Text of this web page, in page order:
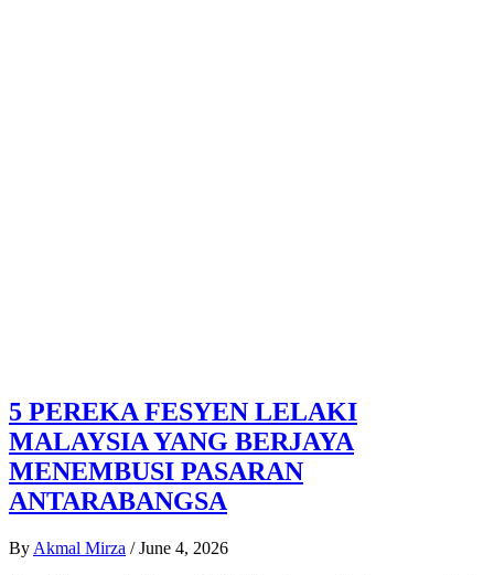
5 PEREKA FESYEN LELAKI
MALAYSIA YANG BERJAYA
MENEMBUSI PASARAN
ANTARABANGSA
By Akmal Mirza / June 4, 2026